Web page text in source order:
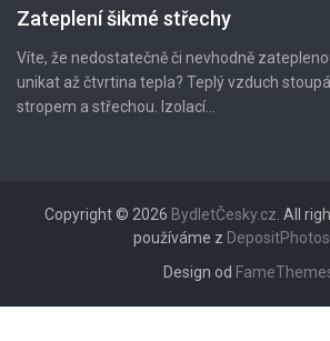
Zateplení šikmé střechy
Víte, že nedostatečně či nevhodně
unikat až čtvrtina tepla? Teplý vzduch
stropem a střechou. Izolací...
Copyright © 2026 BydletČesky.cz . All
používáme z
Design od